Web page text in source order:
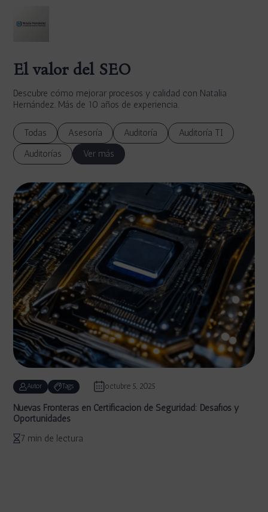
El valor del SEO
Descubre cómo mejorar procesos y calidad con Natalia
Hernández. Más de 10 años de experiencia.
Todas Asesoría Auditoría
Auditoría TI
Auditorías
Ver más
Autor Tags octubre 5, 2025
Nuevas Fronteras en Certificación de Seguridad: Desafíos y
Oportunidades
7 min de lectura